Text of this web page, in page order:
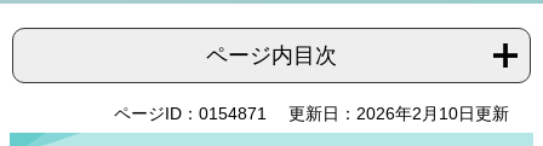
ページ内目次
ページID：0154871 更新日：2026年2月10日更新